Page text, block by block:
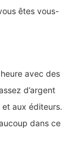
êtes vous-
avec des
d’argent
aux éditeurs.
dans ce